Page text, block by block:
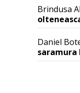
Brindusa
Daniel
saramura